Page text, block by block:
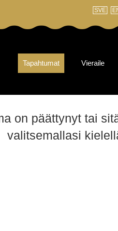
SVE
Tapahtumat Vieraile
on päättynyt tai
valitsemallasi